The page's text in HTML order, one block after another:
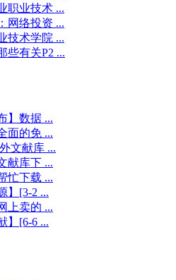
职业技术 ...
网络投资 ...
技术学院 ...
些有关P2 ...
】数据 ...
面的免 ...
文献库 ...
献库下 ...
忙下载 ...
】[3-2 ...
上卖的 ...
】[6-6 ...